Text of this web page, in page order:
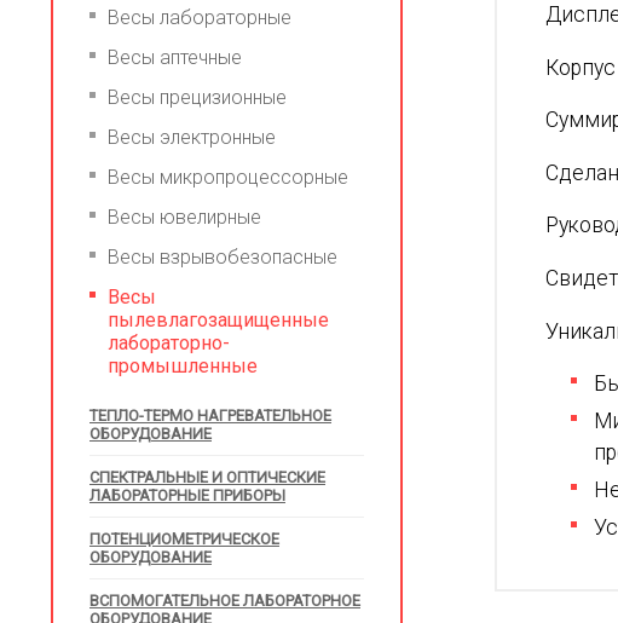
Весы лабораторные
Весы аптечные
Весы прецизионные
Весы электронные
Весы микропроцессорные
Весы ювелирные
Весы взрывобезопасные
Весы
пылевлагозащищенные
лабораторно-
промышленные
ТЕПЛО-ТЕРМО НАГРЕВАТЕЛЬНОЕ
ОБОРУДОВАНИЕ
СПЕКТРАЛЬНЫЕ И ОПТИЧЕСКИЕ
ЛАБОРАТОРНЫЕ ПРИБОРЫ
ПОТЕНЦИОМЕТРИЧЕСКОЕ
ОБОРУДОВАНИЕ
ВСПОМОГАТЕЛЬНОЕ ЛАБОРАТОРНОЕ
ОБОРУДОВАНИЕ